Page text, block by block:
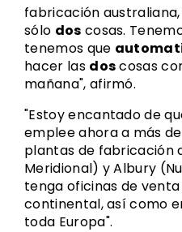
fabricación
sólo dos cosas.
tenemos que
hacer las doscosas
mañana", afirmó.
"Estoy encantado de
emplee ahora a más
plantas de fabricación
Meridional) y Albury
tenga oficinas de
continental, así como
toda Europa".